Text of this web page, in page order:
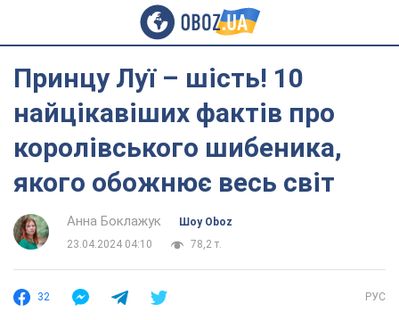
Принцу Луї – шість! 10
найцікавіших фактів про
королівського шибеника,
якого обожнює весь світ
Анна Боклажук
Шоу Oboz
23.04.2024 04:10
78,2 т.
32 РУС